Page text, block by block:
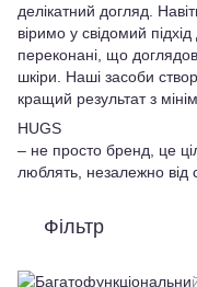
делікатний догляд.
віримо у свідомий
переконані, що
шкіри. Наші засоби
кращий результат з
HUGS
– не просто бренд, це
люблять, незалежно від
Фільтр